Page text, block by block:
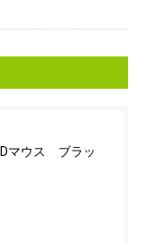
マウス ブラッ